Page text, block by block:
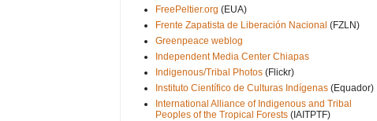
FreePeltier.org (EUA)
Frente Zapatista de Liberación Nacional (FZLN)
Greenpeace weblog
Independent Media Center Chiapas
Indigenous/Tribal Photos (Flickr)
Instituto Científico de Culturas Indígenas (Equador)
International Alliance of Indigenous and Tribal
Peoples of the Tropical Forests (IAITPTF)